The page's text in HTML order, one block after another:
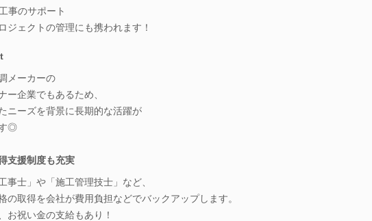
事のサポート
ジェクトの管理にも携われます！
メーカーの
ー企業でもあるため、
ニーズを背景に長期的な活躍が
◎
支援制度も充実
事士」や「施工管理技士」など、
の取得を会社が費用負担などでバックアップします。
お祝い金の支給もあり！